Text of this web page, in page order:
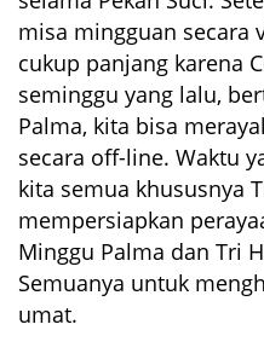
misa mingguan secara
cukup panjang karena
seminggu yang lalu,
Palma, kita bisa
secara off-line. Waktu
kita semua khususnya
mempersiapkan
Minggu Palma dan Tri
Semuanya untuk
umat.